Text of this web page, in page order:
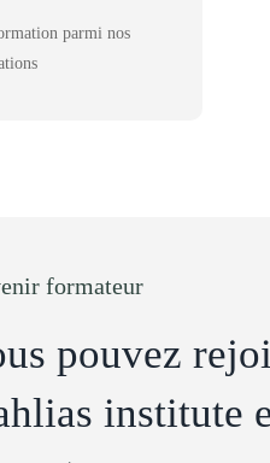
parmi nos
formateur
pouvez
institute